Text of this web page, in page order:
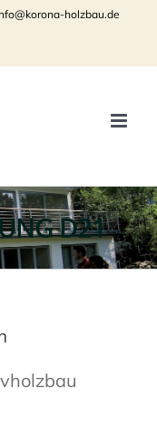
holzbau.de
D21